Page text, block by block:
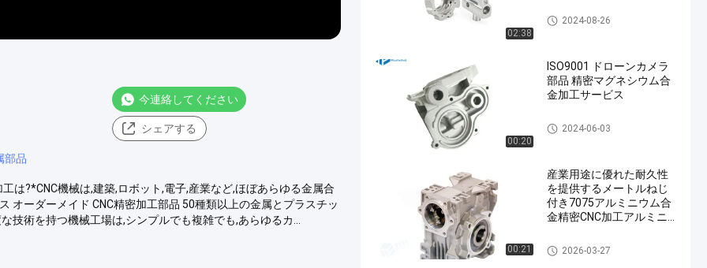
今連絡してください
シェアする
部品
は?*CNC機械は,建築,ロボット,電子,産業など,ほぼあらゆる金属合
オーダーメイド CNC精密加工部品 50種類以上の金属とプラスチッ
術を持つ機械工場は,シンプルでも複雑でも,あらゆるカ...
02:38
CNCの精密機械化
2024-08-26
00:20
ISO9001 ドローンカメラ
部品 精密マグネシウム合
金加工サービス
CNCの精密機械化
2024-06-03
00:21
産業用途に優れた耐久性
を提供するメートルねじ
付き7075アルミニウム合
金精密CNC加工アルミニ
CNCの精密機械化
2026-03-27